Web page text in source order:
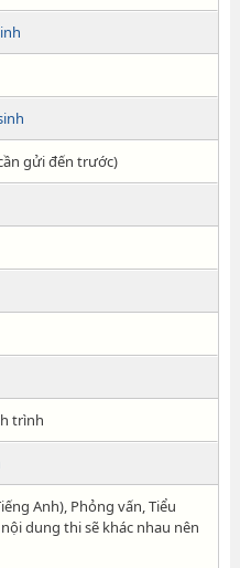
gửi đến trước)
trình
Anh), Phỏng vấn, Tiểu
dung thi sẽ khác nhau nên